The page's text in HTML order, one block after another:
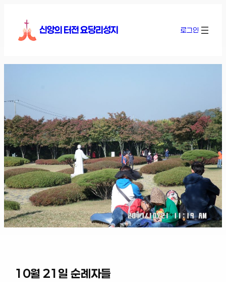
신앙의 터전 요당리성지 로그인
10월 21일 순례자들